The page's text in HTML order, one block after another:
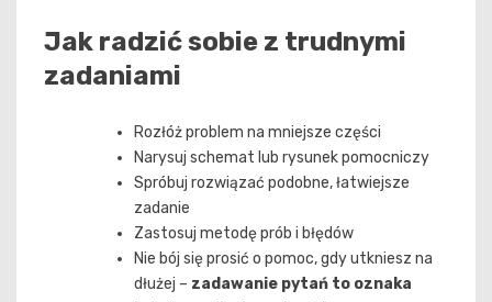
Jak radzić sobie z trudnymi
zadaniami
Rozłóż problem na mniejsze części
Narysuj schemat lub rysunek pomocniczy
Spróbuj rozwiązać podobne, łatwiejsze
zadanie
Zastosuj metodę prób i błędów
Nie bój się prosić o pomoc, gdy utkniesz na
dłużej – zadawanie pytań to oznaka